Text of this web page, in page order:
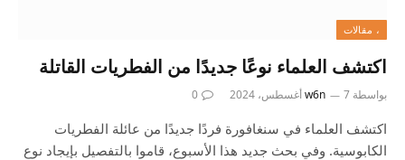
، مقالات
اكتشف العلماء نوعًا جديدًا من الفطريات القاتلة
بواسطة w6n 7 أغسطس، 2024 0
اكتشف العلماء في سنغافورة فردًا جديدًا من عائلة الفطريات
الكابوسية. وفي بحث جديد هذا الأسبوع، قاموا بالتفصيل بإيجاد نوع